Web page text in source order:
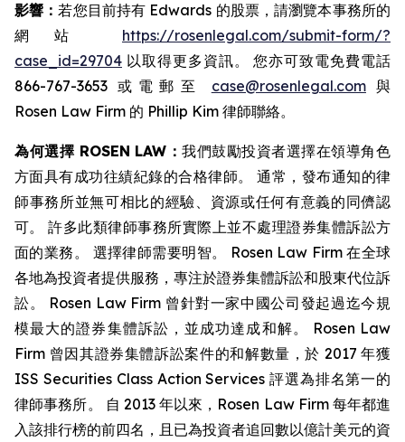
影響：若您目前持有 Edwards 的股票，請瀏覽本事務所的
網站 https://rosenlegal.com/submit-form/?
case_id=29704 以取得更多資訊。 您亦可致電免費電話
866-767-3653 或電郵至 case@rosenlegal.com與
Rosen Law Firm 的 Phillip Kim 律師聯絡。
為何選擇 ROSEN LAW：我們鼓勵投資者選擇在領導角色
方面具有成功往績紀錄的合格律師。 通常，發布通知的律
師事務所並無可相比的經驗、資源或任何有意義的同儕認
可。 許多此類律師事務所實際上並不處理證券集體訴訟方
面的業務。 選擇律師需要明智。 Rosen Law Firm 在全球
各地為投資者提供服務，專注於證券集體訴訟和股東代位訴
訟。 Rosen Law Firm 曾針對一家中國公司發起過迄今規
模最大的證券集體訴訟，並成功達成和解。 Rosen Law
Firm 曾因其證券集體訴訟案件的和解數量，於 2017 年獲
ISS Securities Class Action Services 評選為排名第一的
律師事務所。 自 2013 年以來，Rosen Law Firm 每年都進
入該排行榜的前四名，且已為投資者追回數以億計美元的資